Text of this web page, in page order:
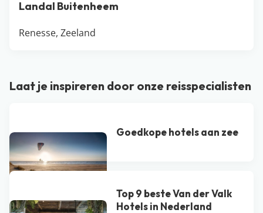
Landal Buitenheem
Renesse, Zeeland
Laat je inspireren door onze reisspecialisten
Goedkope hotels aan zee
Top 9 beste Van der Valk
Hotel​s in Nederland